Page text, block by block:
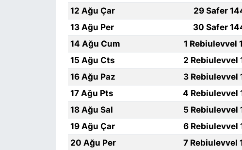
12 Ağu Çar
29 Safer
13 Ağu Per
30 Safer
14 Ağu Cum
1 Rebiulevvel
15 Ağu Cts
2 Rebiulevvel
16 Ağu Paz
3 Rebiulevvel
17 Ağu Pts
4 Rebiulevvel
18 Ağu Sal
5 Rebiulevvel
19 Ağu Çar
6 Rebiulevvel
20 Ağu Per
7 Rebiulevvel